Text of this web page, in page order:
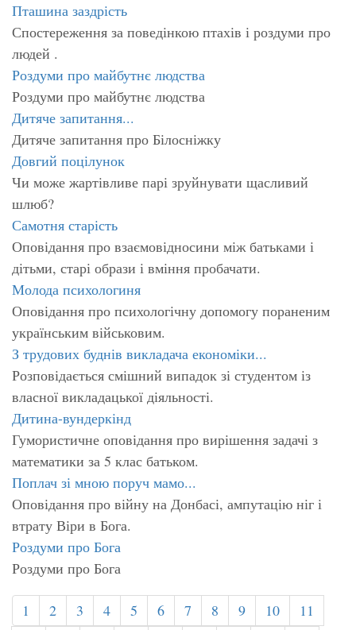
Пташина заздрість
Спостереження за поведінкою птахів і роздуми про
людей .
Роздуми про майбутнє людства
Роздуми про майбутнє людства
Дитяче запитання...
Дитяче запитання про Білосніжку
Довгий поцілунок
Чи може жартівливе парі зруйнувати щасливий
шлюб?
Самотня старість
Оповідання про взаємовідносини між батьками і
дітьми, старі образи і вміння пробачати.
Молода психологиня
Оповідання про психологічну допомогу пораненим
українським військовим.
З трудових буднів викладача економіки...
Розповідається смішний випадок зі студентом із
власної викладацької діяльності.
Дитина-вундеркінд
Гумористичне оповідання про вирішення задачі з
математики за 5 клас батьком.
Поплач зі мною поруч мамо...
Оповідання про війну на Донбасі, ампутацію ніг і
втрату Віри в Бога.
Роздуми про Бога
Роздуми про Бога
1 2 3 4 5 6 7 8 9 10 11